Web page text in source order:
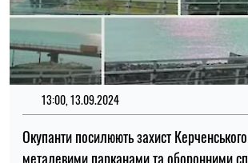
13:00, 13.09.2024
Окупанти посилюють захист
металевими парканами та оборонними